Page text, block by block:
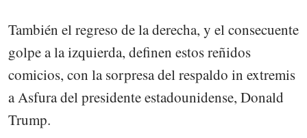
También el regreso de la derecha, y el consecuente
golpe a la izquierda, definen estos reñidos
comicios, con la sorpresa del respaldo in extremis
a Asfura del presidente estadounidense, Donald
Trump.